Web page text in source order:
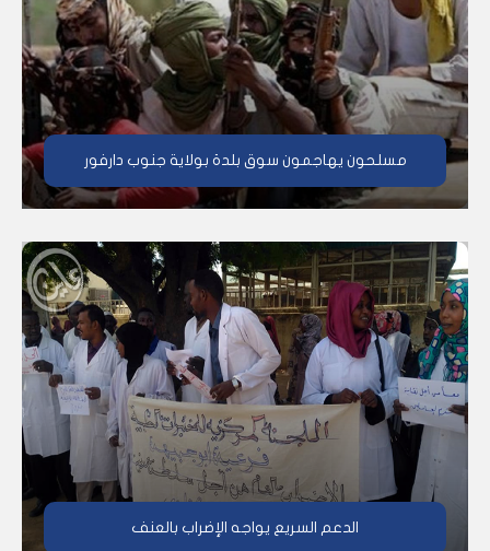
مسلحون يهاجمون سوق بلدة بولاية جنوب دارفور
الدعم السريع يواجه الإضراب بالعنف